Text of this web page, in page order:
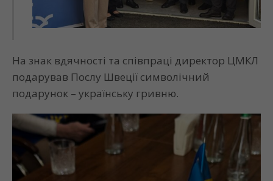
На знак вдячності та співпраці директор ЦМКЛ
подарував Послу Швеції символічний
подарунок – українську гривню.